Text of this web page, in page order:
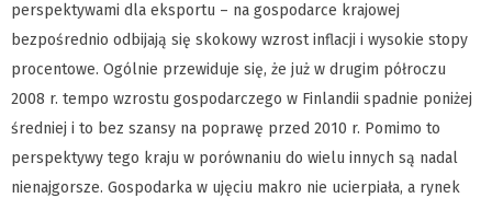
perspektywami dla eksportu – na gospodarce krajowej
bezpośrednio odbijają się skokowy wzrost inflacji i wysokie stopy
procentowe. Ogólnie przewiduje się, że już w drugim półroczu
2008 r. tempo wzrostu gospodarczego w Finlandii spadnie poniżej
średniej i to bez szansy na poprawę przed 2010 r. Pomimo to
perspektywy tego kraju w porównaniu do wielu innych są nadal
nienajgorsze. Gospodarka w ujęciu makro nie ucierpiała, a rynek